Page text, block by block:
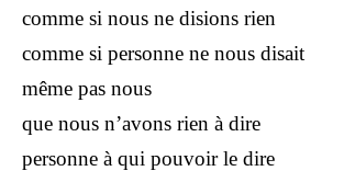
comme si nous ne disions rien
comme si personne ne nous disait
même pas nous
que nous n’avons rien à dire
personne à qui pouvoir le dire